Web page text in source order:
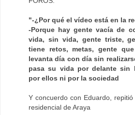
"-¿Por qué el vídeo está en la
-Porque hay gente vacía de
vida, sin vida, gente triste,
tiene retos, metas, gente
levanta día con día sin
pasa su vida por delante sin
por ellos ni por la sociedad
Y concuerdo con Eduardo,
residencial de Araya